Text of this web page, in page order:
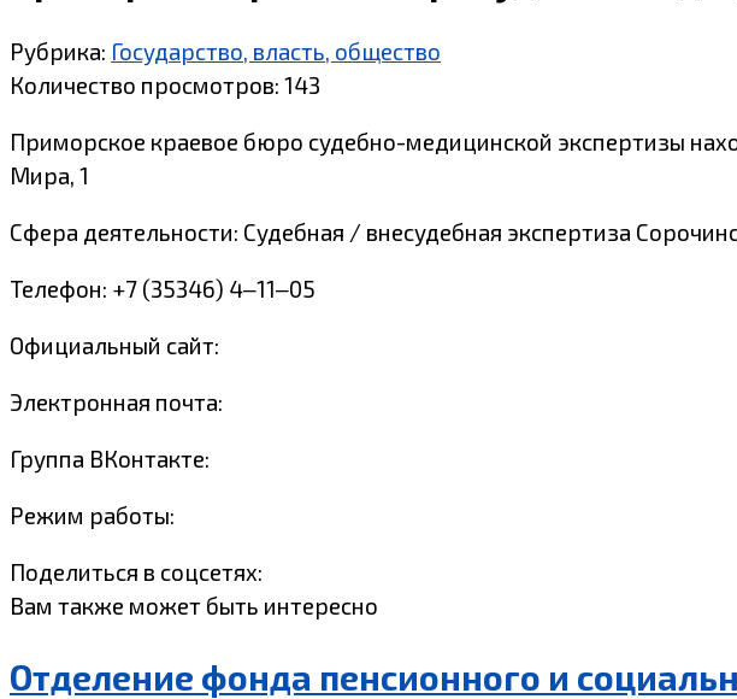
Рубрика: Государство, власть, общество
Количество просмотров: 143
Приморское краевое бюро судебно-медицинской экспертизы
Мира, 1
Сфера деятельности: Судебная / внесудебная экспертиза
Телефон: +7 (35346) 4‒11‒05
Официальный сайт:
Электронная почта:
Группа ВКонтакте:
Режим работы:
Поделиться в соцсетях:
Вам также может быть интересно
Отделение фонда пенсионного и